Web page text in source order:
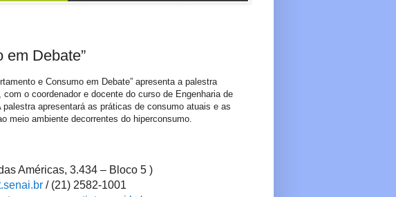
em Debate”
e Consumo em Debate” apresenta a palestra
o coordenador e docente do curso de Engenharia de
apresentará as práticas de consumo atuais e as
meio ambiente decorrentes do hiperconsumo.
Américas, 3.434 – Bloco 5 )
/ (21) 2582-1001